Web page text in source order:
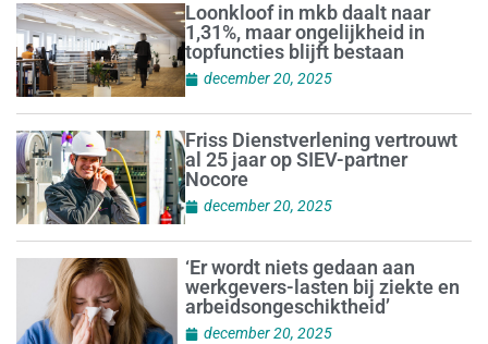
Loonkloof in mkb daalt naar
1,31%, maar ongelijkheid in
topfuncties blijft bestaan
december 20, 2025
Friss Dienstverlening vertrouwt
al 25 jaar op SIEV-partner
Nocore
december 20, 2025
‘Er wordt niets gedaan aan
werkgevers-lasten bij ziekte en
arbeidsongeschiktheid’
december 20, 2025